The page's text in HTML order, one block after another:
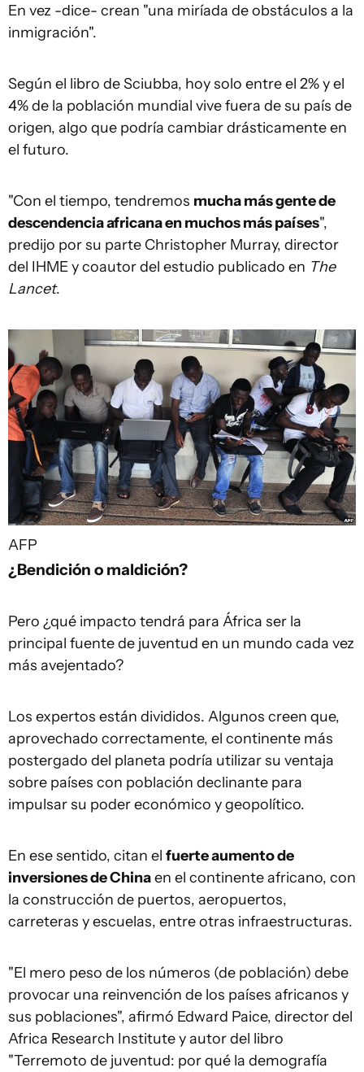
En vez -dice- crean "una miríada de obstáculos a la
inmigración".
Según el libro de Sciubba, hoy solo entre el 2% y el
4% de la población mundial vive fuera de su país de
origen, algo que podría cambiar drásticamente en
el futuro.
"Con el tiempo, tendremos mucha más gente de
descendencia africana en muchos más países",
predijo por su parte Christopher Murray, director
del IHME y coautor del estudio publicado en The
Lancet.
AFP
¿Bendición o maldición?
Pero ¿qué impacto tendrá para África ser la
principal fuente de juventud en un mundo cada vez
más avejentado?
Los expertos están divididos. Algunos creen que,
aprovechado correctamente, el continente más
postergado del planeta podría utilizar su ventaja
sobre países con población declinante para
impulsar su poder económico y geopolítico.
En ese sentido, citan el fuerte aumento de
inversiones de Chinaen el continente africano, con
la construcción de puertos, aeropuertos,
carreteras y escuelas, entre otras infraestructuras.
"El mero peso de los números (de población) debe
provocar una reinvención de los países africanos y
sus poblaciones", afirmó Edward Paice, director del
Africa Research Institute y autor del libro
"Terremoto de juventud: por qué la demografía